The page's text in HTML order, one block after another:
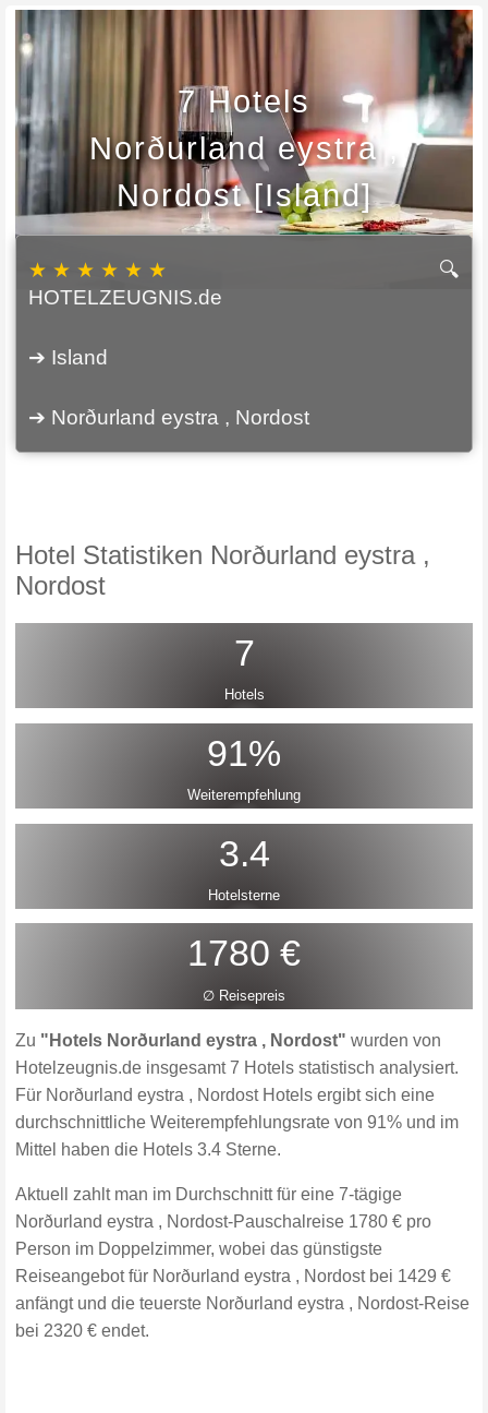
7 Hotels
Norðurland eystra ,
Nordost [Island]
🔍
★ ★ ★ ★ ★ ★
HOTELZEUGNIS.de
➔ Island
➔ Norðurland eystra , Nordost
Hotel Statistiken Norðurland eystra ,
Nordost
7
Hotels
91%
Weiterempfehlung
3.4
Hotelsterne
1780 €
∅ Reisepreis
Zu "Hotels Norðurland eystra , Nordost" wurden von
Hotelzeugnis.de insgesamt 7 Hotels statistisch analysiert.
Für Norðurland eystra , Nordost Hotels ergibt sich eine
durchschnittliche Weiterempfehlungsrate von 91% und im
Mittel haben die Hotels 3.4 Sterne.
Aktuell zahlt man im Durchschnitt für eine 7-tägige
Norðurland eystra , Nordost-Pauschalreise 1780 € pro
Person im Doppelzimmer, wobei das günstigste
Reiseangebot für Norðurland eystra , Nordost bei 1429 €
anfängt und die teuerste Norðurland eystra , Nordost-Reise
bei 2320 € endet.